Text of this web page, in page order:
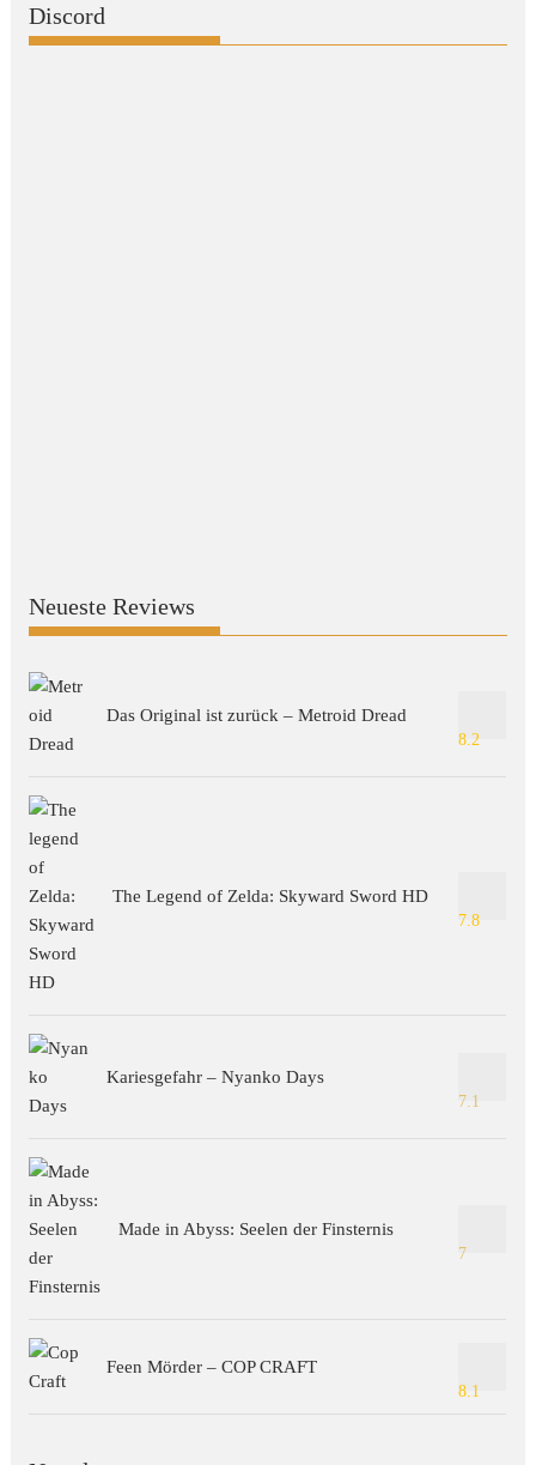
Discord
Neueste Reviews
Das Original ist zurück – Metroid Dread
8.2
The Legend of Zelda: Skyward Sword HD
7.8
Kariesgefahr – Nyanko Days
7.1
Made in Abyss: Seelen der Finsternis
7
Feen Mörder – COP CRAFT
8.1